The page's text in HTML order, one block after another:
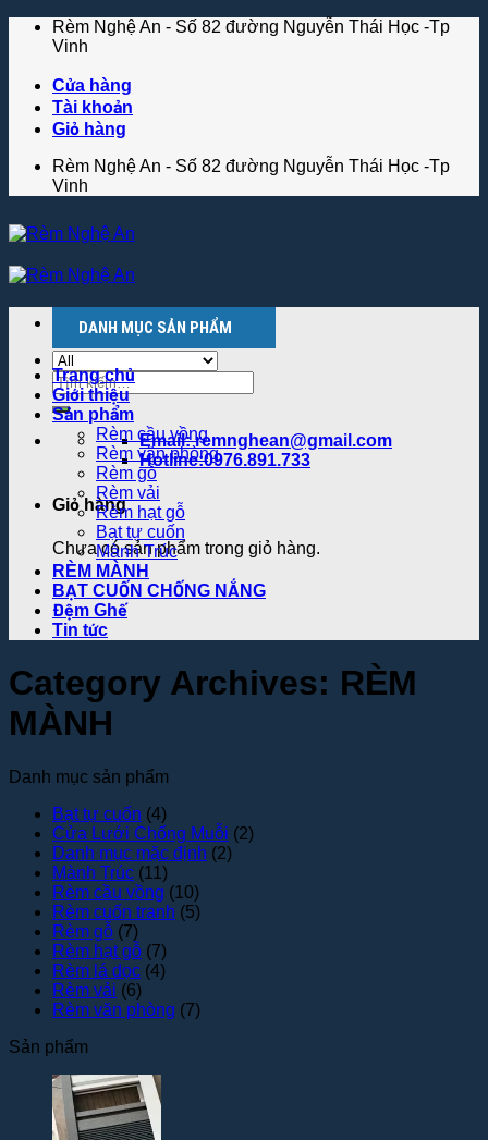
Skip
Rèm Nghệ An - Số 82 đường Nguyễn Thái Học -Tp
Vinh
Cửa hàng
Tài khoản
Giỏ hàng
Rèm Nghệ An - Số 82 đường Nguyễn Thái Học -Tp
Vinh
Menu
Tìm
kiếm:
Email: remnghean@gmail.com
Hotline:0976.891.733
Giỏ hàng
Chưa có sản phẩm trong giỏ hàng.
DANH MỤC SẢN PHẨM
Trang chủ
Giới thiệu
Sản phẩm
Rèm cầu vồng
Rèm văn phòng
Rèm gỗ
Rèm vải
Rèm hạt gỗ
Bạt tự cuốn
Mành Trúc
RÈM MÀNH
BẠT CUỐN CHỐNG NẮNG
Đệm Ghế
Tin tức
Category Archives: RÈM
MÀNH
Danh mục sản phẩm
Bạt tự cuốn (4)
Cửa Lưới Chống Muỗi (2)
Danh mục mặc định (2)
Mành Trúc (11)
Rèm cầu vồng (10)
Rèm cuốn tranh (5)
Rèm gỗ (7)
Rèm hạt gỗ (7)
Rèm lá dọc (4)
Rèm vải (6)
Rèm văn phòng (7)
Sản phẩm